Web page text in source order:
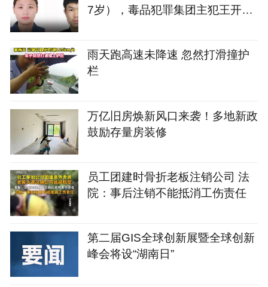
7岁），毒品犯罪集团主犯王开坚
雨天跑高速未降速 忽然打滑撞护
栏
万亿旧房焕新风口来袭！多地新政
鼓励存量房装修
员工团建时骨折老板注销公司 法
院：事后注销不能抵消工伤责任
第二届GIS全球创新展暨全球创新
峰会将设“湖南日”